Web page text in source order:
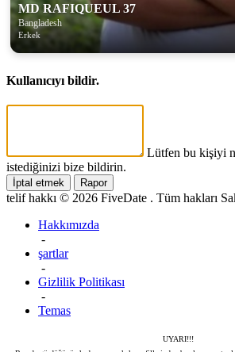
MD RAFIQUEUL 37
Bangladesh
Erkek
Kullanıcıyı bildir.
Lütfen bu kişiyi
istediğinizi bize bildirin.
İptal etmek Rapor
telif hakkı © 2026 FiveDate . Tüm hakları
Hakkımızda
-
şartlar
-
Gizlilik Politikası
-
Temas
UYARI!!!